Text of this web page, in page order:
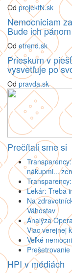
Od projektN.sk
Nemocniciam
Bude ich pánom
Od etrend.sk
Prieskum v
vysvetľuje po
Od pravda.sk
Prečítali sme si
nákupmi...
Lekár: Treba
Na
Váhostav
Analýza
Viac verejnej
Veľké
HPI v médiách